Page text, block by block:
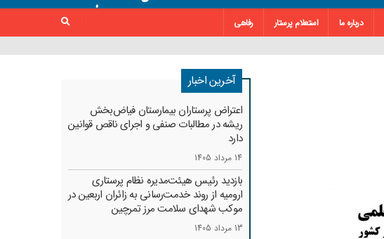
درباره ما استعلام پرستار
رفاهی
آخرین اخبار
اعتراض پرستاران بیمارستان فیاض‌بخش
ریشه در مطالبات صنفی و اجرای ناقص قوانین
دارد
14 مرداد 1405
بازدید رئیس هیئت‌مدیره نظام پرستاری
ارومیه از روند خدمت‌رسانی به زائران اربعین در
موکب شهدای سلامت مرز تمرچین
13 مرداد 1405